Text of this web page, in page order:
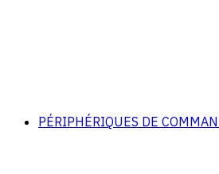
PÉRIPHÉRIQUES DE